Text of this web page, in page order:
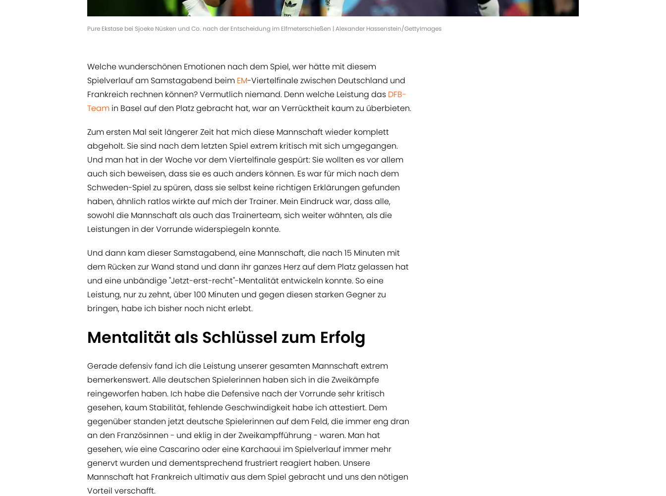
Pure Ekstase bei Sjoeke Nüsken und Co. nach der Entscheidung im Elfmeterschießen | Alexander Hassenstein/GettyImages
Welche wunderschönen Emotionen nach dem Spiel, wer hätte mit diesem
Spielverlauf am Samstagabend beim EM-Viertelfinale zwischen Deutschland und
Frankreich rechnen können? Vermutlich niemand. Denn welche Leistung das DFB-
Team in Basel auf den Platz gebracht hat, war an Verrücktheit kaum zu überbieten.
Zum ersten Mal seit längerer Zeit hat mich diese Mannschaft wieder komplett
abgeholt. Sie sind nach dem letzten Spiel extrem kritisch mit sich umgegangen.
Und man hat in der Woche vor dem Viertelfinale gespürt: Sie wollten es vor allem
auch sich beweisen, dass sie es auch anders können. Es war für mich nach dem
Schweden-Spiel zu spüren, dass sie selbst keine richtigen Erklärungen gefunden
haben, ähnlich ratlos wirkte auf mich der Trainer. Mein Eindruck war, dass alle,
sowohl die Mannschaft als auch das Trainerteam, sich weiter wähnten, als die
Leistungen in der Vorrunde widerspiegeln konnte.
Und dann kam dieser Samstagabend, eine Mannschaft, die nach 15 Minuten mit
dem Rücken zur Wand stand und dann ihr ganzes Herz auf dem Platz gelassen hat
und eine unbändige "Jetzt-erst-recht"-Mentalität entwickeln konnte. So eine
Leistung, nur zu zehnt, über 100 Minuten und gegen diesen starken Gegner zu
bringen, habe ich bisher noch nicht erlebt.
Mentalität als Schlüssel zum Erfolg
Gerade defensiv fand ich die Leistung unserer gesamten Mannschaft extrem
bemerkenswert. Alle deutschen Spielerinnen haben sich in die Zweikämpfe
reingeworfen haben. Ich habe die Defensive nach der Vorrunde sehr kritisch
gesehen, kaum Stabilität, fehlende Geschwindigkeit habe ich attestiert. Dem
gegenüber standen jetzt deutsche Spielerinnen auf dem Feld, die immer eng dran
an den Französinnen - und eklig in der Zweikampfführung - waren. Man hat
gesehen, wie eine Cascarino oder eine Karchaoui im Spielverlauf immer mehr
genervt wurden und dementsprechend frustriert reagiert haben. Unsere
Mannschaft hat Frankreich ultimativ aus dem Spiel gebracht und uns den nötigen
Vorteil verschafft.